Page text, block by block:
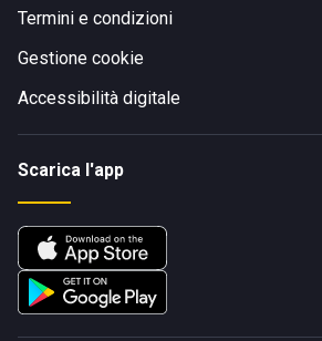
Termini e condizioni
Gestione cookie
Accessibilità digitale
Scarica l'app